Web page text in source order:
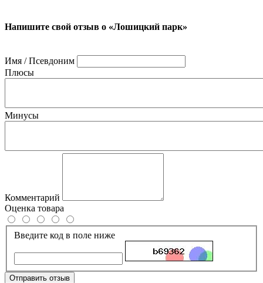
Напишите свой отзыв о «Лошицкий парк»
Имя / Псевдоним
Плюсы
Минусы
Комментарий
Оценка товара
Введите код в поле ниже
Отправить отзыв